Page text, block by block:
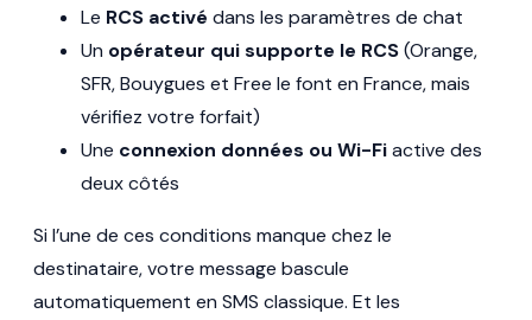
Le RCS activé dans les paramètres de chat
Un opérateur qui supporte le RCS(Orange,
SFR, Bouygues et Free le font en France, mais
vérifiez votre forfait)
Une connexion données ou Wi-Fiactive des
deux côtés
Si l’une de ces conditions manque chez le
destinataire, votre message bascule
automatiquement en SMS classique. Et les